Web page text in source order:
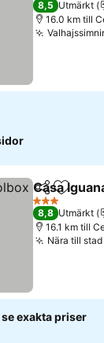
8,5 Utmärkt
16.0 km till
Dela Lägg
Casa
3 Stjärnor
8,8 Utmärkt
16.1 km till
Nära till
exakta priser